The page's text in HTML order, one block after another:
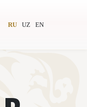
RU UZ EN